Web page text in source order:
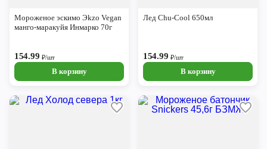
Мороженое эскимо Эkzo Vegan
манго-маракуйя Инмарко 70г
154.99 ₽/шт
В корзину
Лед Chu-Cool 650мл
154.99 ₽/шт
В корзину